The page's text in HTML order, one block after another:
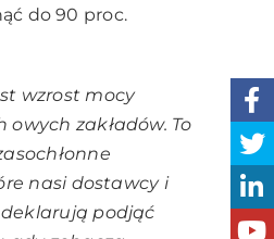
do 90 proc.
wzrost mocy
zakładów. To
nasi dostawcy i
podjąć